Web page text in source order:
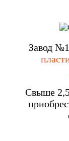
Завод
Свыше